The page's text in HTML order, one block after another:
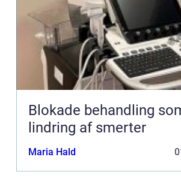
Blokade behandling
lindring af smerter
Maria Hald